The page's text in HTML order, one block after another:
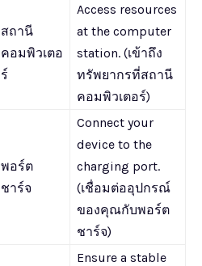
สถานี
คอมพิวเตอ
ร์
Access resources
at the computer
station. (เข้าถึง
ทรัพยากรที่สถานี
คอมพิวเตอร์)
พอร์ต
ชาร์จ
Connect your
device to the
charging port.
(เชื่อมต่ออุปกรณ์
ของคุณกับพอร์ต
ชาร์จ)
Ensure a stable